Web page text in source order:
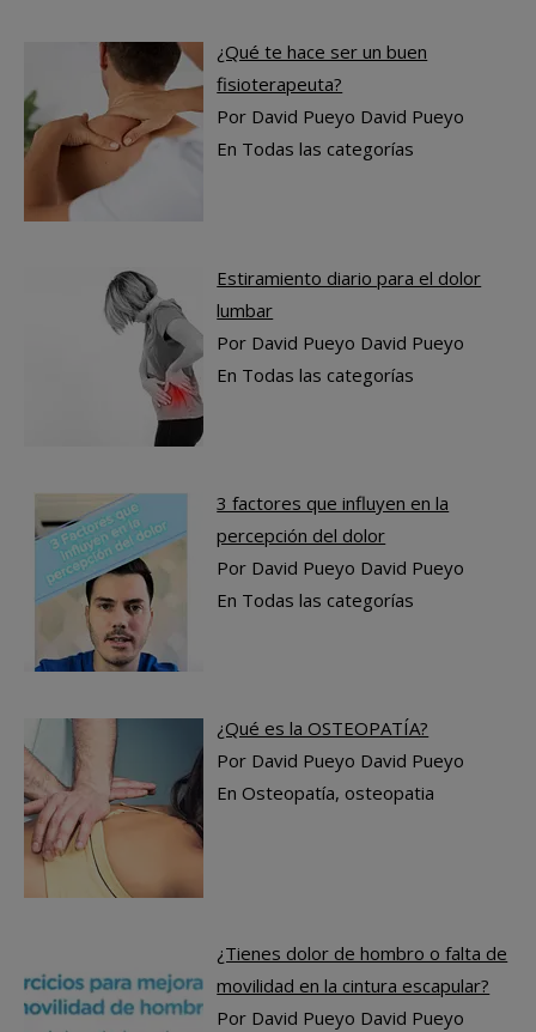
¿Qué te hace ser un buen
fisioterapeuta?
Por David Pueyo David Pueyo
En Todas las categorías
Estiramiento diario para el dolor
lumbar
Por David Pueyo David Pueyo
En Todas las categorías
3 factores que influyen en la
percepción del dolor
Por David Pueyo David Pueyo
En Todas las categorías
¿Qué es la OSTEOPATÍA?
Por David Pueyo David Pueyo
En Osteopatía, osteopatia
¿Tienes dolor de hombro o falta de
movilidad en la cintura escapular?
Por David Pueyo David Pueyo